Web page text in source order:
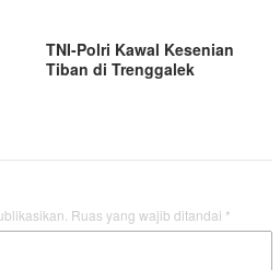
TNI-Polri Kawal Kesenian
Tiban di Trenggalek
Ruas yang wajib ditandai *